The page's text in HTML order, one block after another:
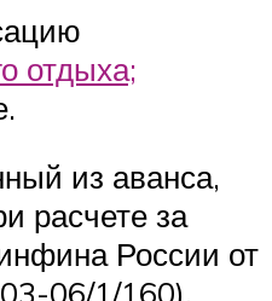
отдыха;
из аванса,
расчете за
России от
06/1/160).